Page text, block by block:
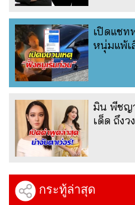
เปิดแชท
หนุ่มแพ้เ
มิน พีชญ
เด็ด ถึงว
กระทู้ล่าสุด